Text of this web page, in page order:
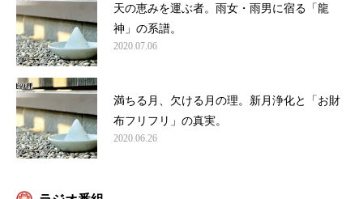
天の恵みを運ぶ者。雨女・雨男に宿る「龍
神」の系譜。
2020.07.06
満ちる月、欠ける月の理。新月浄化と「お財
布フリフリ」の真実。
2020.06.26